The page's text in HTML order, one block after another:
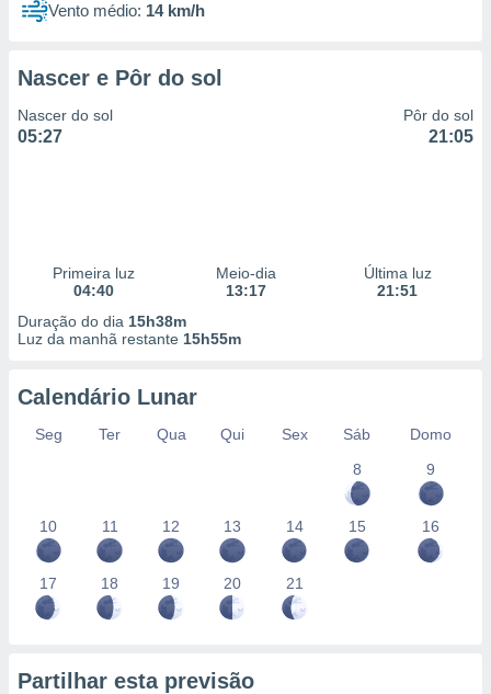
Vento médio: 14 km/h
Nascer e Pôr do sol
Nascer do sol
05:27
Pôr do sol
21:05
Primeira luz
04:40
Meio-dia
13:17
Última luz
21:51
Duração do dia 15h38m
Luz da manhã restante 15h55m
Calendário Lunar
Seg Ter Qua Qui Sex Sáb
Domo
8
9
10 11 12 13 14 15 16
17 18 19 20 21
Partilhar esta previsão